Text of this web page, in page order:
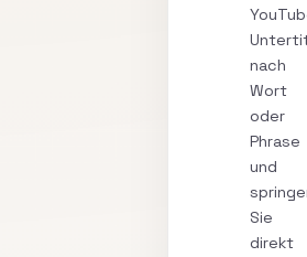
nach
Wort
oder
Phrase
und
Sie
direkt